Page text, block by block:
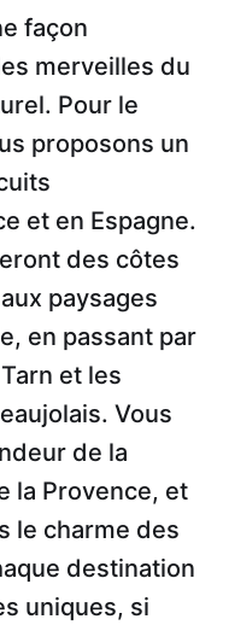
façon
merveilles du
Pour le
proposons un
et en Espagne.
des côtes
paysages
en passant par
et les
Vous
de la
la Provence, et
le charme des
destination
uniques, si